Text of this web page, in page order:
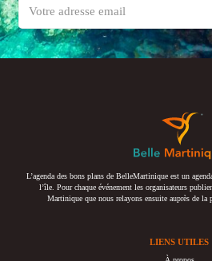
L’agenda des bons plans de BelleMartinique est un
l’île. Pour chaque événement les organisateurs
Martinique que nous relayons ensuite auprès de la
LIENS UTILES